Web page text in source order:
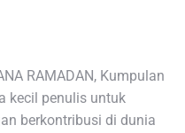
RAMADAN, Kumpulan
kecil penulis untuk
berkontribusi di dunia